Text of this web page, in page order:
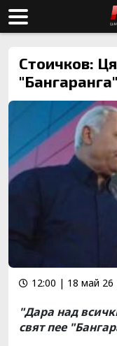
Стоичков:
12:00 | 18 май 26
"Дара над
свят пее